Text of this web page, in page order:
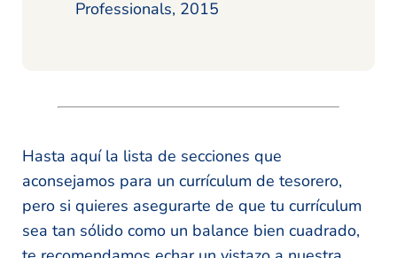
Professionals, 2015
Hasta aquí la lista de secciones que
aconsejamos para un currículum de tesorero,
pero si quieres asegurarte de que tu currículum
sea tan sólido como un balance bien cuadrado,